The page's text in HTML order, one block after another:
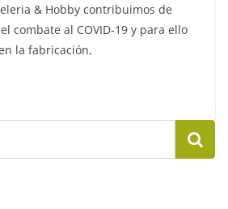
& Hobby contribuimos de
combate al COVID-19 y para ello
la fabricación,